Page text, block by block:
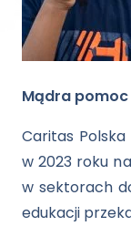
Mądra pomoc
Caritas
w 2023 roku
w sektorach
edukacji